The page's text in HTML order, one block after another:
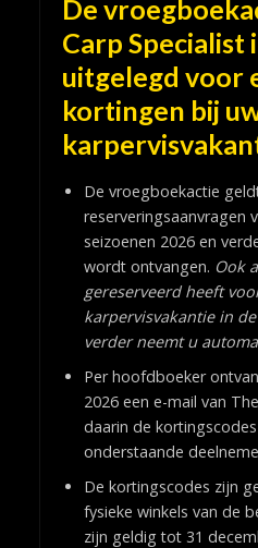
De
Carp
uitgelegd voor
kortingen bij
De vroegboekactie
reserveringsaanvragen
seizoenen 2026 en
wordt ontvangen. Ook
gereserveerd heeft
karpervisvakantie in
verder neemt u
Per hoofdboeker
2026 een e-mail van
daarin de
onderstaande
De kortingscodes zijn
fysieke winkels van de
zijn geldig tot 31